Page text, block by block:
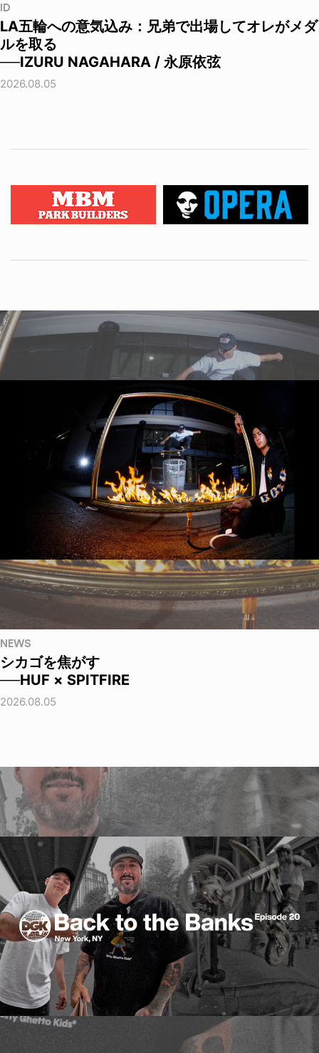
ID
LA五輪への意気込み：兄弟で出場してオレがメダ
ルを取る
──IZURU NAGAHARA / 永原依弦
2026.08.05
NEWS
シカゴを焦がす
──HUF × SPITFIRE
2026.08.05